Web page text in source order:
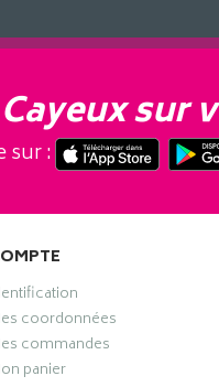
sur
sur :
coordonnées
commandes
panier